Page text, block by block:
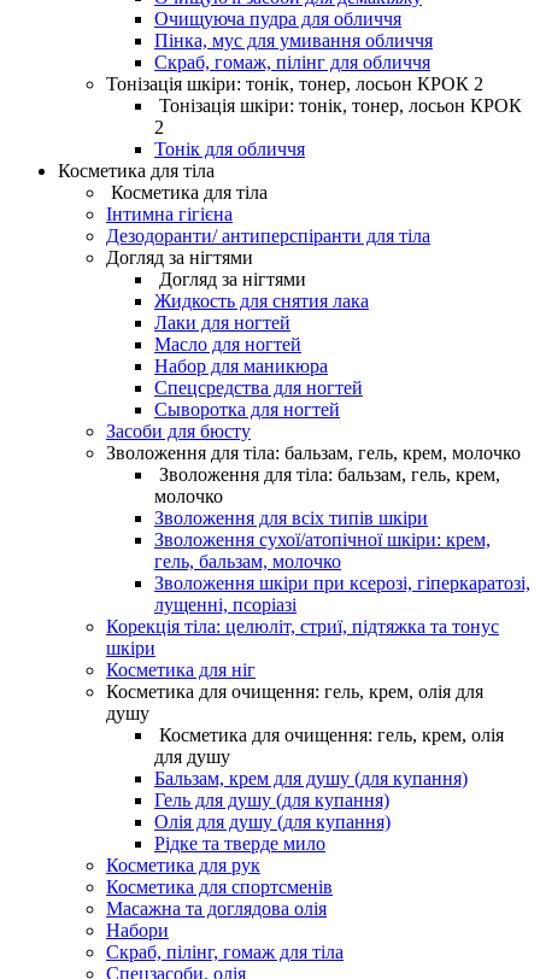
Очищуюча пудра для обличчя
Пінка, мус для умивання обличчя
Скраб, гомаж, пілінг для обличчя
Тонізація шкіри: тонік, тонер, лосьон КРОК 2
Тонізація шкіри: тонік, тонер, лосьон КРОК
2
Тонік для обличчя
Косметика для тіла
Косметика для тіла
Інтимна гігієна
Дезодоранти/ антиперспіранти для тіла
Догляд за нігтями
Догляд за нігтями
Жидкость для снятия лака
Лаки для ногтей
Масло для ногтей
Набор для маникюра
Спецсредства для ногтей
Сыворотка для ногтей
Засоби для бюсту
Зволоження для тіла: бальзам, гель, крем, молочко
Зволоження для тіла: бальзам, гель, крем,
молочко
Зволоження для всіх типів шкіри
Зволоження сухої/атопічної шкіри: крем,
гель, бальзам, молочко
Зволоження шкіри при ксерозі, гіперкаратозі,
лущенні, псоріазі
Корекція тіла: целюліт, стриї, підтяжка та тонус
шкіри
Косметика для ніг
Косметика для очищення: гель, крем, олія для
душу
Косметика для очищення: гель, крем, олія
для душу
Бальзам, крем для душу (для купання)
Гель для душу (для купання)
Олія для душу (для купання)
Рідке та тверде мило
Косметика для рук
Косметика для спортсменів
Масажна та доглядова олія
Набори
Скраб, пілінг, гомаж для тіла
Спецзасоби, олія